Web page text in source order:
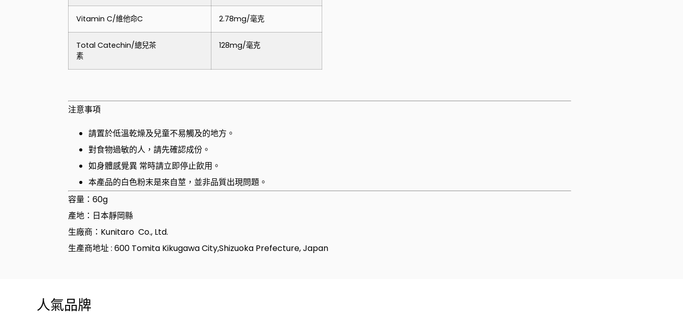
Vitamin C/維他命C 2.78mg/毫克
Total Catechin/總兒茶
素
128mg/毫克
注意事項
請置於低溫乾燥及兒童不易觸及的地方。
對食物過敏的人，請先確認成份。
如身體感覺異 常時請立即停止飲用。
本產品的白色粉末是來自莖，並非品質出現問題。
容量：60g
產地：日本靜岡縣
生廠商：Kunitaro Co., Ltd.
生產商地址 : 600 Tomita Kikugawa City,Shizuoka Prefecture, Japan
人氣品牌